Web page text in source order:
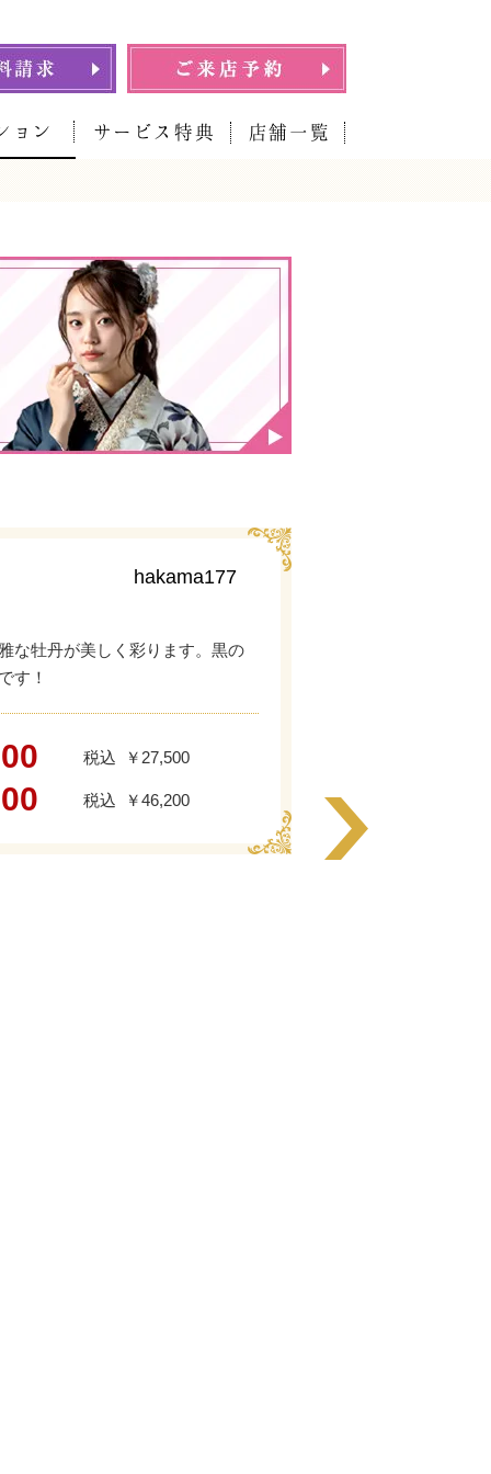
ョン サービス特典 店舗一覧
hakama177
な牡丹が美しく彩ります。黒の
す！
￥27,500
￥46,200